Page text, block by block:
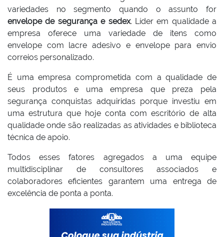
variedades no segmento quando o assunto for
envelope de segurança e sedex. Líder em qualidade a
empresa oferece uma variedade de itens como
envelope com lacre adesivo e envelope para envio
correios personalizado.
É uma empresa comprometida com a qualidade de
seus produtos e uma empresa que preza pela
segurança conquistas adquiridas porque investiu em
uma estrutura que hoje conta com escritório de alta
qualidade onde são realizadas as atividades e biblioteca
técnica de apoio.
Todos esses fatores agregados a uma equipe
multidisciplinar de consultores associados e
colaboradores eficientes garantem uma entrega de
excelência de ponta a ponta.